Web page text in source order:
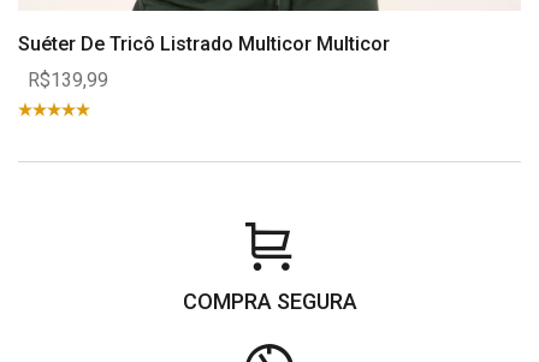
Suéter De Tricô Listrado Multicor Multicor
R$139,99
COMPRA SEGURA